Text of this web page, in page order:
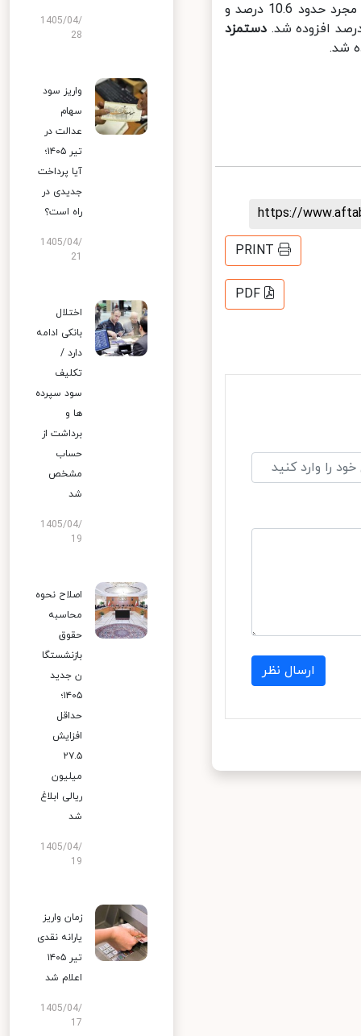
کارگران در سال جاری در مجموع 10 درصد افزوده می‌شود, به حقوق کارگران مجرد حدود 10.6 درصد و
دستمزد
https://
PRINT
PDF
ارسال نظر
1405/04/
28
واریز سود
سهام
عدالت در
تیر ۱۴۰۵؛
آیا پرداخت
جدیدی در
راه است؟
1405/04/
اختلال
بانکی ادامه
دارد /
تکلیف
سود سپرده
ها و
برداشت از
حساب
مشخص
شد
1405/04/
19
اصلاح نحوه
محاسبه
حقوق
بازنشستگا
ن جدید
۱۴۰۵؛
حداقل
افزایش
۲۷.۵
میلیون
ریالی ابلاغ
شد
1405/04/
19
زمان واریز
یارانه نقدی
تیر ۱۴۰۵
اعلام شد
1405/04/
17